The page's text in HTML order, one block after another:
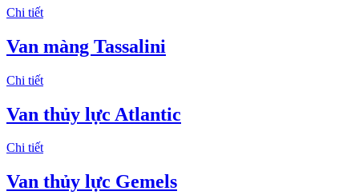
Chi tiết
Van màng Tassalini
Chi tiết
Van thủy lực Atlantic
Chi tiết
Van thủy lực Gemels